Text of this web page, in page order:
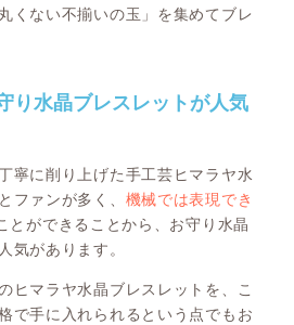
くない不揃いの玉」を集めてブレ
り水晶ブレスレットが人気
寧に削り上げた手工芸ヒマラヤ水
ファンが多く、 機械では表現でき
とができることから、お守り水晶
気があります。
ヒマラヤ水晶ブレスレットを、こ
で手に入れられるという点でもお